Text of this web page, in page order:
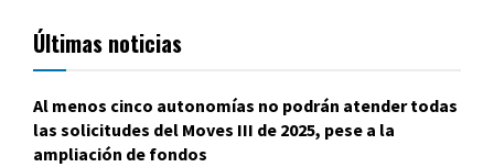
Últimas noticias
Al menos cinco autonomías no podrán atender todas
las solicitudes del Moves III de 2025, pese a la
ampliación de fondos